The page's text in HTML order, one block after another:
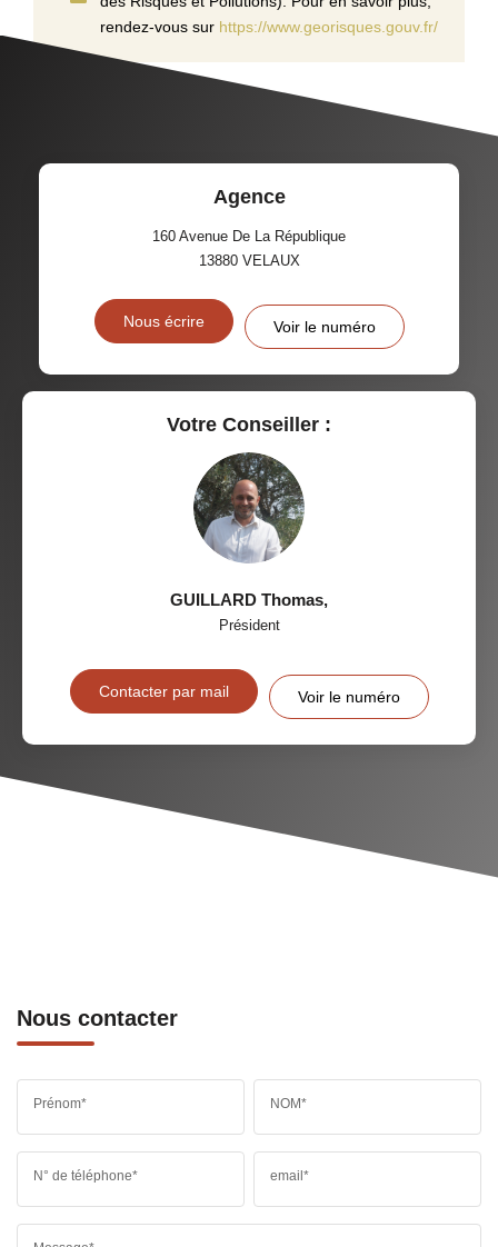
rendez-vous sur https://www.georisques.gouv.fr/
Agence
160 Avenue De La République
13880 VELAUX
Nous écrire Voir le numéro
Votre Conseiller :
GUILLARD Thomas,
Président
Contacter par mail Voir le numéro
Nous contacter
Prénom* NOM*
N° de téléphone* email*